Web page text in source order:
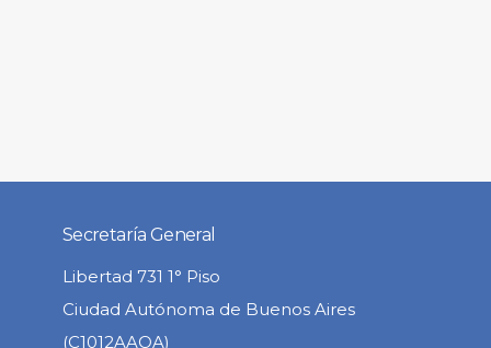
Secretaría General
Libertad 731 1° Piso
Ciudad Autónoma de Buenos Aires
(C1012AAOA)